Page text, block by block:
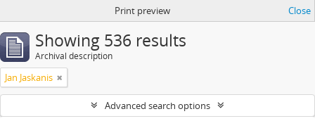
Print preview Close
Showing 536 results
Archival description
Jan Jaskanis
Advanced search options